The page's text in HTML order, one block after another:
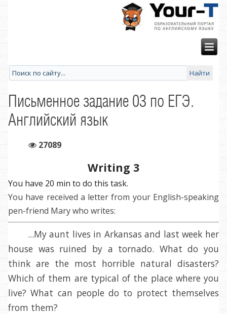
Письменное задание 03 по ЕГЭ.
Английский язык
27089
Writing 3
You have 20 min to do this task.
You have received a letter from your English-speaking
pen-friend Mary who writes:
...My aunt lives in Arkansas and last week her
house was ruined by a tornado. What do you
think are the most horrible natural disasters?
Which of them are typical of the place where you
live? What can people do to protect themselves
from them?